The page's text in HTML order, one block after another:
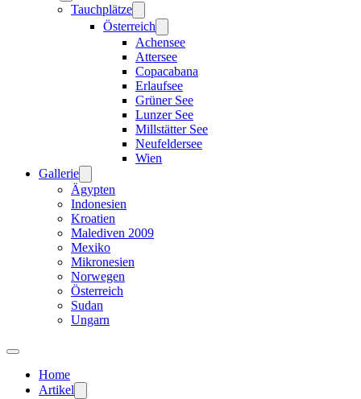
Tauchplätze
Österreich
Achensee
Attersee
Copacabana
Erlaufsee
Grüner See
Lunzer See
Millstätter See
Neufeldersee
Wien
Gallerie
Ägypten
Indonesien
Kroatien
Malediven 2009
Mexiko
Mikronesien
Norwegen
Österreich
Sudan
Ungarn
Home
Artikel